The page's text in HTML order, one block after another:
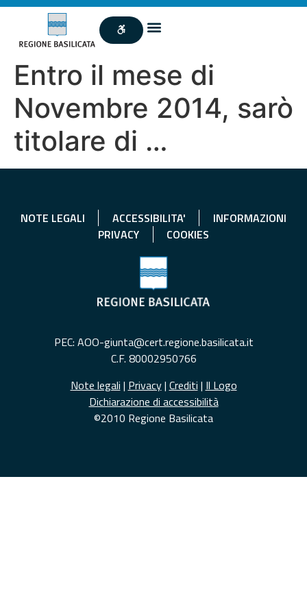
Entro il mese di
Novembre 2014, sarò
titolare di …
NOTE LEGALI ACCESSIBILITA'
INFORMAZIONI
PRIVACY
COOKIES
PEC: AOO-giunta@cert.regione.basilicata.it
C.F. 80002950766
Note legali | Privacy| Crediti | Il Logo
Dichiarazione di accessibilità
©2010 Regione Basilicata